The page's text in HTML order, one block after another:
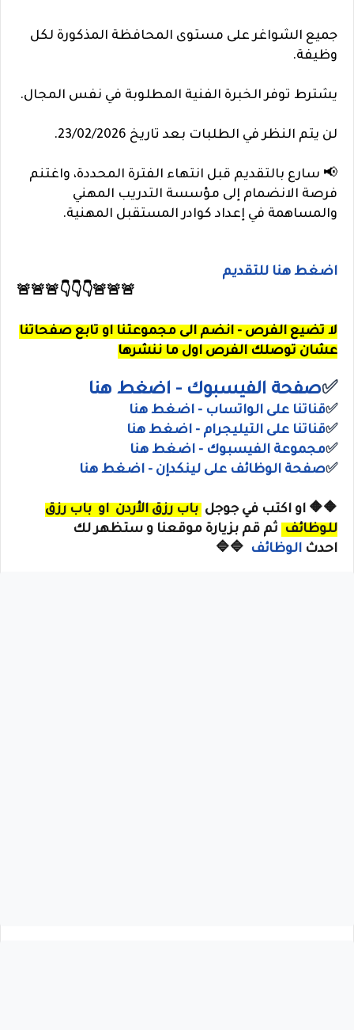
جميع الشواغر على مستوى المحافظة المذكورة لكل
وظيفة.
يشترط توفر الخبرة الفنية المطلوبة في نفس المجال.
لن يتم النظر في الطلبات بعد تاريخ 23/02/2026.
📢 سارع بالتقديم قبل انتهاء الفترة المحددة، واغتنم
فرصة الانضمام إلى مؤسسة التدريب المهني
والمساهمة في إعداد كوادر المستقبل المهنية.
اضغط هنا للتقديم
🚨🚨🚨👇👇👇🚨🚨🚨
لا تضيع الفرص - انضم الى مجموعتنا او تابع صفحاتنا
عشان توصلك الفرص اول ما ننشرها
✅صفحة الفيسبوك - اضغط هنا
✅قناتنا على الواتساب - اضغط هنا
✅قناتنا على التيليجرام - اضغط هنا
✅مجموعة الفيسبوك - اضغط هنا
✅صفحة الوظائف على لينكدإن - اضغط هنا
🔶🔶 او اكتب في جوجل باب رزق الأردن او باب رزق
للوظائف
ثم قم بزيارة موقعنا و ستظهر لك
احدث الوظائف 🔷🔷